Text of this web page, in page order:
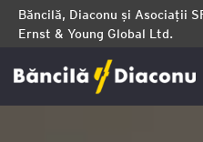
Băncilă, Diaconu și Asociații
Ernst & Young Global Ltd.